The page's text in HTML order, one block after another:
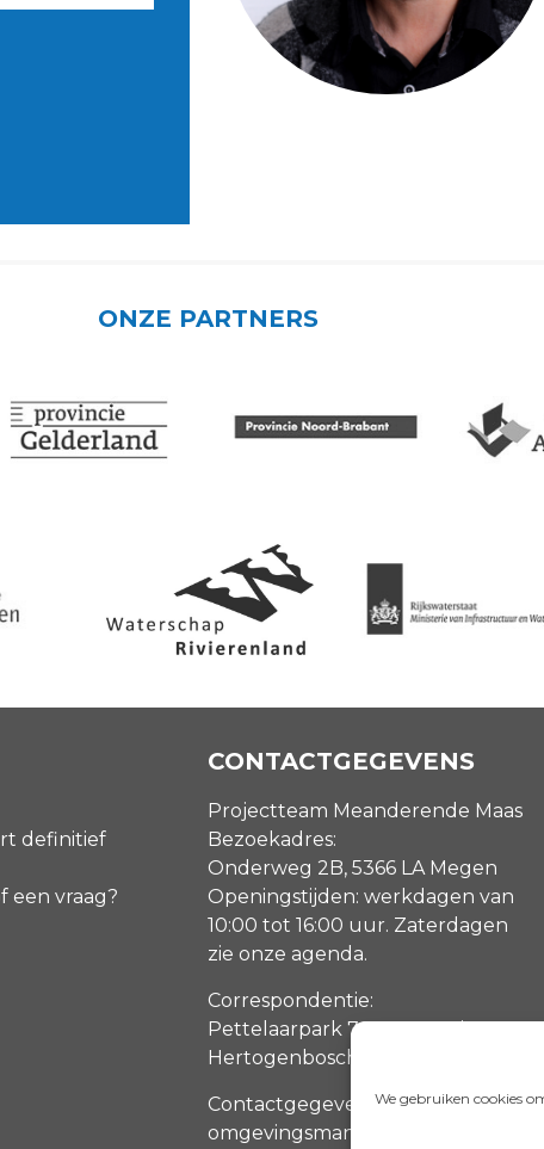
We gebruiken cookies
ONZE PARTNERS
definitief
een vraag?
CONTACTGEGEVENS
Projectteam Meanderende Maas
Bezoekadres:
Onderweg 2B, 5366 LA Megen
Openingstijden: werkdagen van
10:00 tot 16:00 uur. Zaterdagen
zie onze agenda.
Correspondentie:
Pettelaarpark 70, 5216 PP ‘s-
Hertogenbosch
Contactgegevens
omgevingsmanagers